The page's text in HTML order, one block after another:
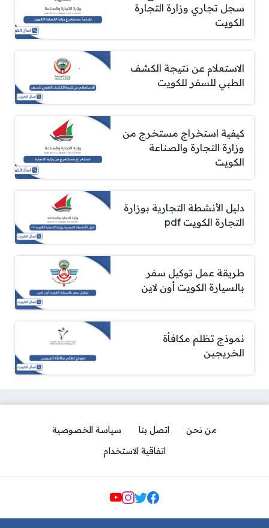
سجل تجاري وزارة التجارة
الكويت
الاستعلام عن نتيجة الكشف
الطبي للسفر للكويت
كيفية استخراج مستخرج من
وزارة التجارة والصناعة
الكويت
دليل الأنشطة التجارية بوزارة
التجارة الكويت pdf
طريقة عمل توكيل سفر
بالسيارة الكويت أون لاين
نموذج تظلم مكافأة
الخريجين
من نحن اتصل بنا
سياسة الخصوصية
اتفاقية الاستخدام
مواقع التواصل